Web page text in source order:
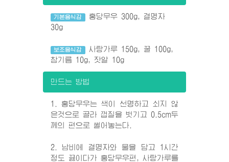
기본음식감
홍당무우 300g, 결명자
30g
보조음식감
사탕가루 150g, 꿀 100g,
참기름 10g, 잣알 10g
만드는 방법
1. 홍당무우는 색이 선명하고 쇠지 않
은것으로 골라 껍질을 벗기고 0.5cm두
께의 편으로 썰어놓는다.
2. 남비에 결명자와 물을 담고 1시간
정도 끓이다가 홍당무우편, 사탕가루를